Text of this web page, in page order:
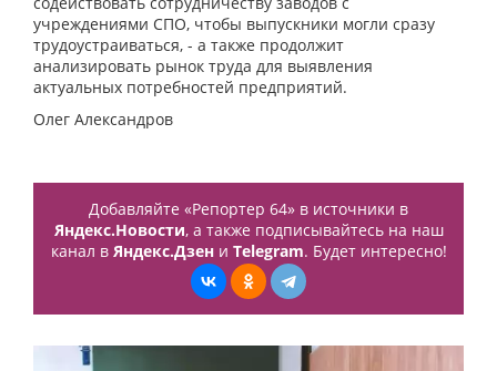
учреждениями СПО, чтобы выпускники могли сразу
трудоустраиваться, - а также продолжит
анализировать рынок труда для выявления
актуальных потребностей предприятий.
Олег Александров
Добавляйте «Репортер 64» в источники в
Яндекс.Новости, а также подписывайтесь на наш
канал в Яндекс.Дзени Telegram. Будет интересно!